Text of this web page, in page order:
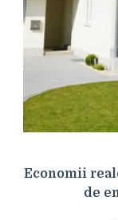
Economii
de